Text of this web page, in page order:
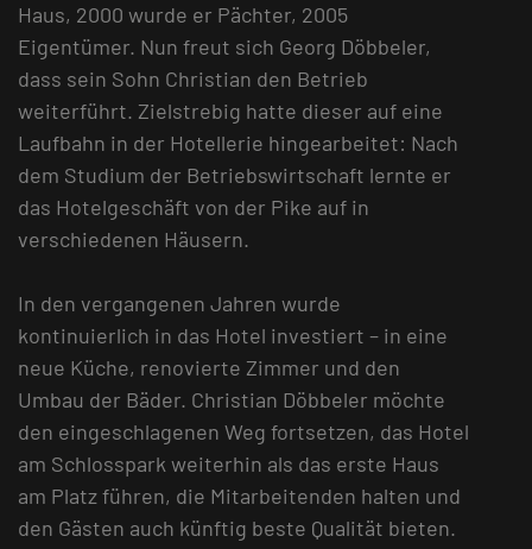
Haus, 2000 wurde er Pächter, 2005
Eigentümer. Nun freut sich Georg Döbbeler,
dass sein Sohn Christian den Betrieb
weiterführt. Zielstrebig hatte dieser auf eine
Laufbahn in der Hotellerie hingearbeitet: Nach
dem Studium der Betriebswirtschaft lernte er
das Hotelgeschäft von der Pike auf in
verschiedenen Häusern.
In den vergangenen Jahren wurde
kontinuierlich in das Hotel investiert – in eine
neue Küche, renovierte Zimmer und den
Umbau der Bäder. Christian Döbbeler möchte
den eingeschlagenen Weg fortsetzen, das Hotel
am Schlosspark weiterhin als das erste Haus
am Platz führen, die Mitarbeitenden halten und
den Gästen auch künftig beste Qualität bieten.